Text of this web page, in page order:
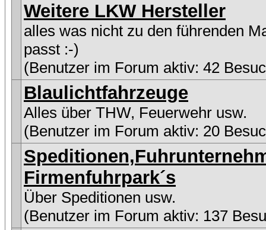
Weitere LKW Hersteller
alles was nicht zu den führenden
passt :-)
(Benutzer im Forum aktiv: 42
Blaulichtfahrzeuge
Alles über THW, Feuerwehr usw.
(Benutzer im Forum aktiv: 20
Firmenfuhrpark´s
Über Speditionen usw.
(Benutzer im Forum aktiv: 137